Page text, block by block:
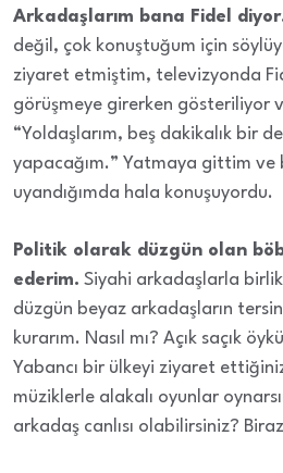
Arkadaşlarım bana Fidel
değil, çok konuştuğum için
ziyaret etmiştim, televizyonda
görüşmeye girerken gösteriliyor
“Yoldaşlarım, beş dakikalık bir
yapacağım.” Yatmaya gittim ve
uyandığımda hala konuşuyordu.
Politik olarak düzgün olan
ederim. Siyahi arkadaşlarla
düzgün beyaz arkadaşların
kurarım. Nasıl mı? Açık saçık
Yabancı bir ülkeyi ziyaret
müziklerle alakalı oyunlar
arkadaş canlısı olabilirsiniz?